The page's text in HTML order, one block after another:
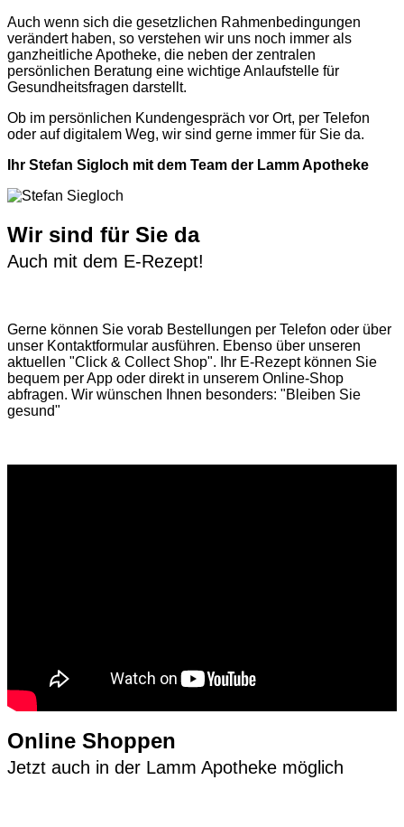
Auch wenn sich die gesetzlichen Rahmenbedingungen
verändert haben, so verstehen wir uns noch immer als
ganzheitliche Apotheke, die neben der zentralen
persönlichen Beratung eine wichtige Anlaufstelle für
Gesundheitsfragen darstellt.
Ob im persönlichen Kundengespräch vor Ort, per Telefon
oder auf digitalem Weg, wir sind gerne immer für Sie da.
Ihr Stefan Sigloch mit dem Team der Lamm Apotheke
Wir sind für Sie da
Auch mit dem E-Rezept!
Gerne können Sie vorab Bestellungen per Telefon oder über
unser Kontaktformular ausführen. Ebenso über unseren
aktuellen "Click & Collect Shop". Ihr E-Rezept können Sie
bequem per App oder direkt in unserem Online-Shop
abfragen. Wir wünschen Ihnen besonders: "Bleiben Sie
gesund"
Online Shoppen
Jetzt auch in der Lamm Apotheke möglich